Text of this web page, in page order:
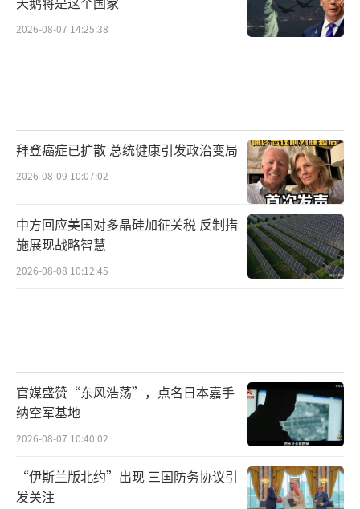
重要性，但韩美关系正面临“静悄悄的危
机”。特朗普政府回归后，诸如驻韩美军防卫
面对的是新一轮加征钢铝关税的最后通牒，这
无疑将成为他处理韩美关系的“开局难题”。
在全球地缘对抗加剧的时代背景下，韩国
赖以游走于中美之间的战略模糊空间正在迅速
收窄。特朗普式同盟政策的核心只有一个关键
词：服从。稍有迟疑，韩国就可能被贴上“战
方结构性压力的同时不使韩国陷入与最大贸易
伙伴的敌对关系。这将是一场持续多年的压力
测试，检验的不仅是政策技术，更是战略韧
性。
2026-08-07 14:25:38
拜登癌症已扩散 总统健康引发政治变局
2026-08-09 10:07:02
中方回应美国对多晶硅加征关税 反制措
施展现战略智慧
2026-08-08 10:12:45
官媒盛赞“东风浩荡”，点名日本嘉手
纳空军基地
2026-08-07 10:40:02
“伊斯兰版北约”出现 三国防务协议引
发关注